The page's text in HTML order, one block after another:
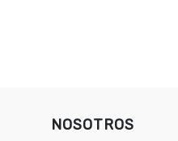
NOSOTROS